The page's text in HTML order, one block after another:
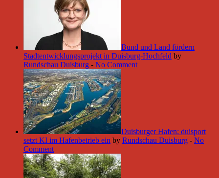
Bund und Land fördern
Stadtentwicklungsprojekt in Duisburg-Hochfeld by
Rundschau Duisburg - No Comment
Duisburger Hafen: duisport
setzt KI im Hafenbetrieb ein by Rundschau Duisburg - No
Comment